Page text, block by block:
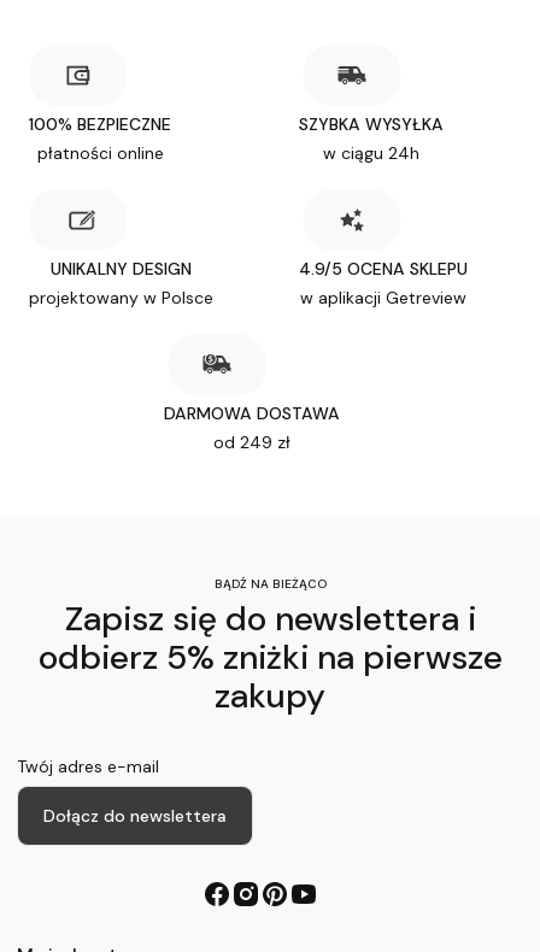
100% BEZPIECZNE
płatności online
SZYBKA WYSYŁKA
w ciągu 24h
UNIKALNY DESIGN
projektowany w Polsce
4.9/5 OCENA SKLEPU
w aplikacji Getreview
DARMOWA DOSTAWA
od 249 zł
BĄDŹ NA BIEŻĄCO
Zapisz się do newslettera i
odbierz 5% zniżki na pierwsze
zakupy
Twój adres e-mail
Dołącz do newslettera